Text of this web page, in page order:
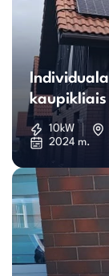
kaupikliais
10kW
2024 m.